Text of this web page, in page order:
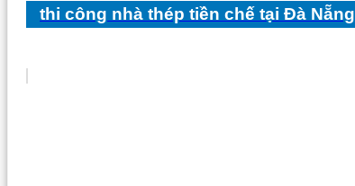
thi công nhà thép tiền chế tại Đà Nẵng